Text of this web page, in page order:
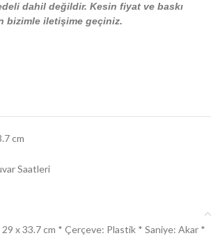
dahil değildir. Kesin fiyat ve baskı
bizimle iletişime geçiniz.
cm
Saatleri
x 33.7 cm * Çerçeve: Plastik * Saniye: Akar *